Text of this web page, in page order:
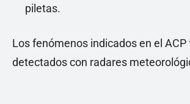
piletas.
Los fenómenos indicados en el ACP
detectados con radares